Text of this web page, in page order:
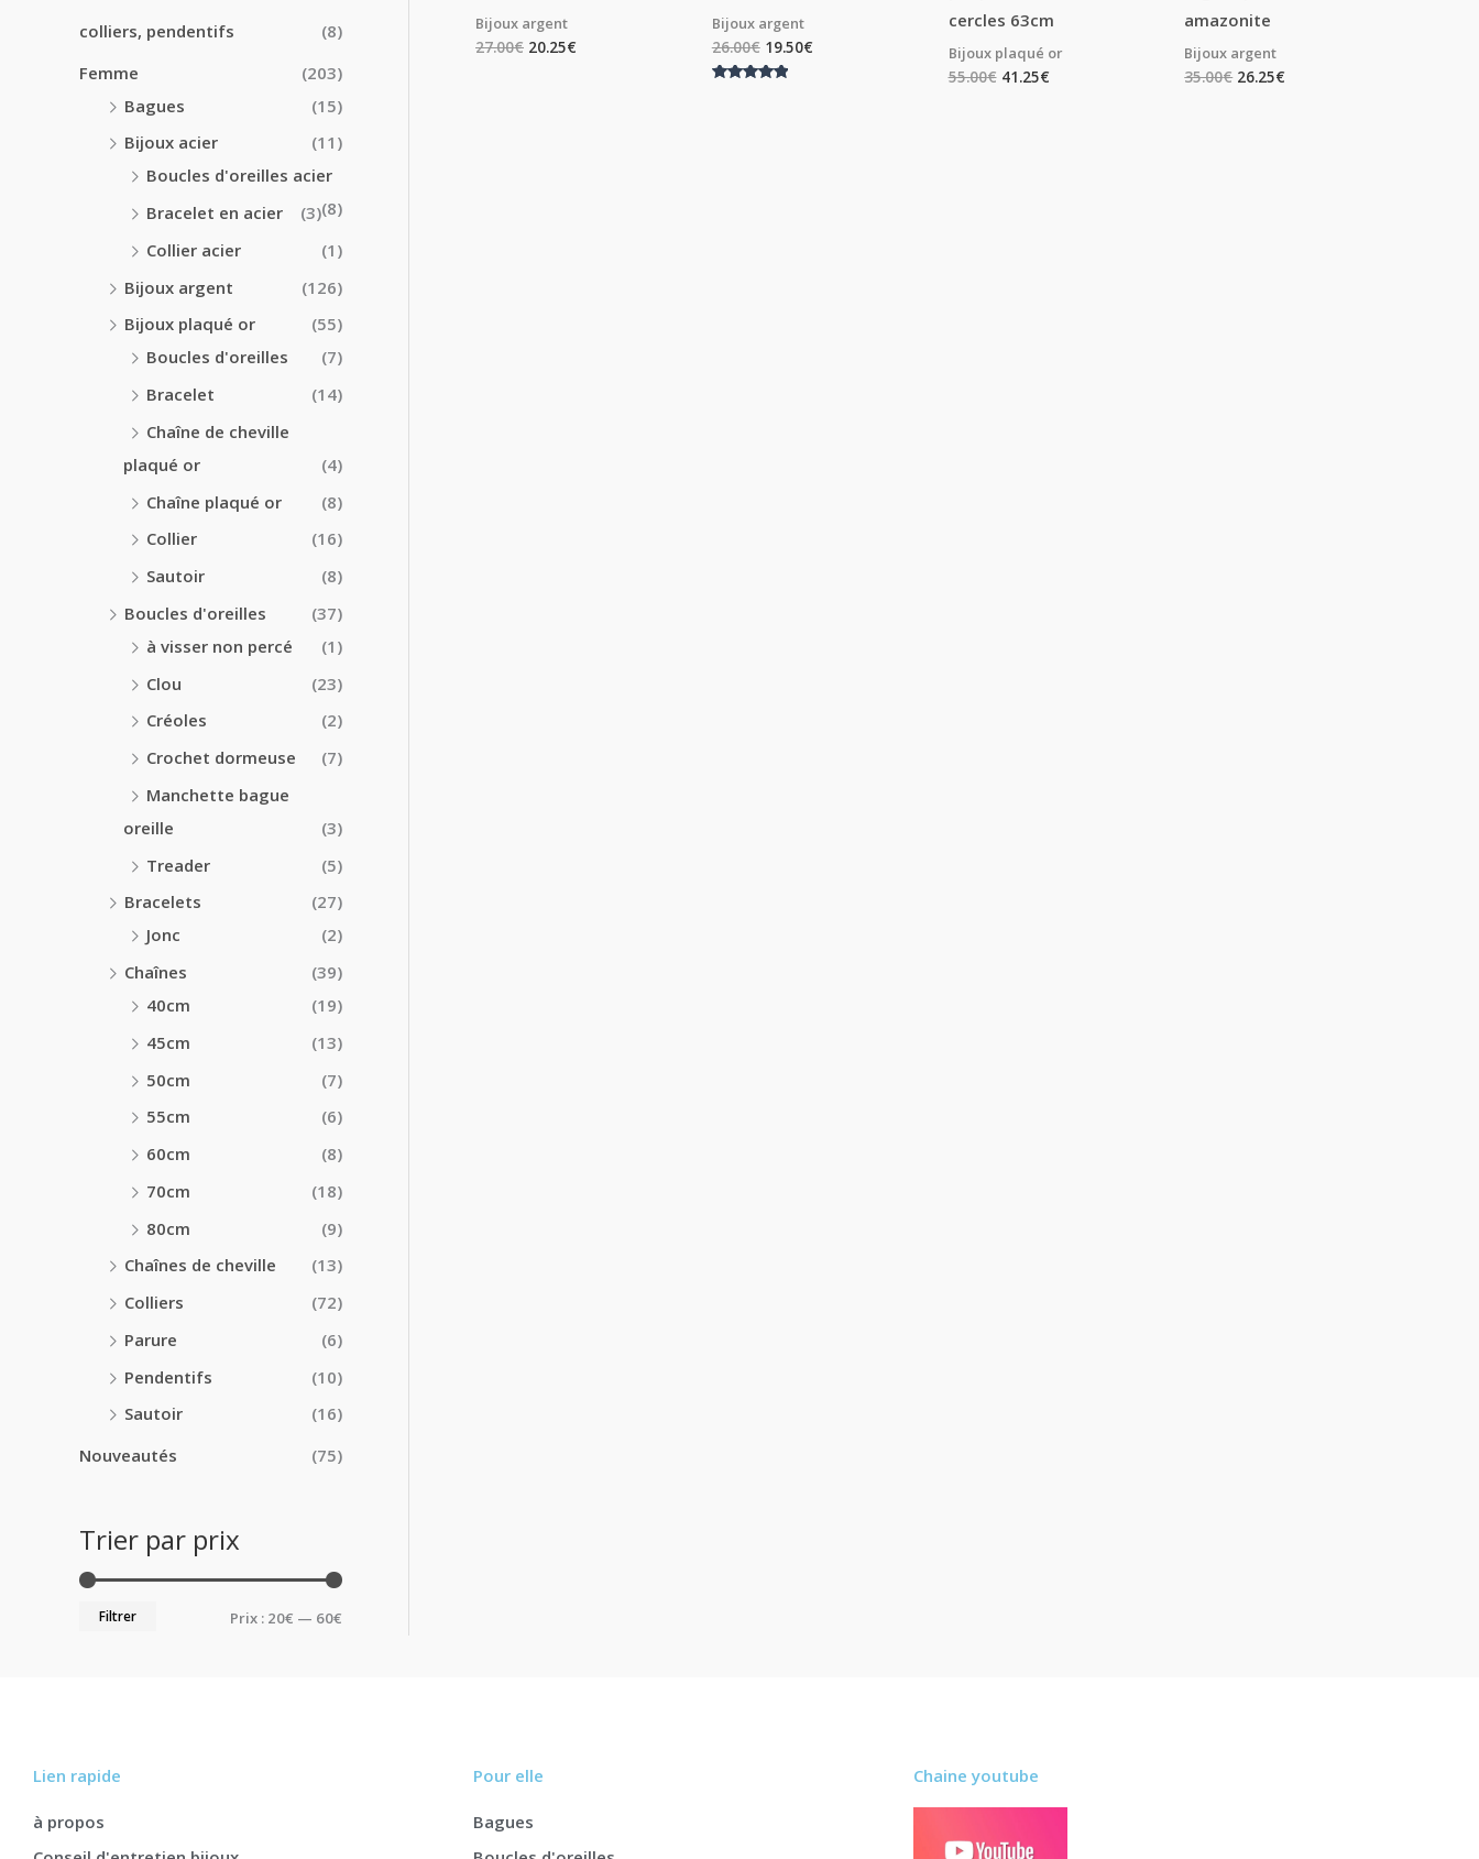
colliers, pendentifs
(8)
Femme
(203)
Bagues
(15)
Bijoux acier
(11)
Boucles d'oreilles acier
(8)
Bracelet en acier
(3)
Collier acier
(1)
Bijoux argent
(126)
Bijoux plaqué or
(55)
Boucles d'oreilles
(7)
Bracelet
(14)
Chaîne de cheville
plaqué or
(4)
Chaîne plaqué or
(8)
Collier
(16)
Sautoir
(8)
Boucles d'oreilles
(37)
à visser non percé
(1)
Clou
(23)
Créoles
(2)
Crochet dormeuse
(7)
Manchette bague
oreille
(3)
Treader
(5)
Bracelets
(27)
Jonc
(2)
Chaînes
(39)
40cm
(19)
45cm
(13)
50cm
(7)
55cm
(6)
60cm
(8)
70cm
(18)
80cm
(9)
Chaînes de cheville
(13)
Colliers
(72)
Parure
(6)
Pendentifs
(10)
Sautoir
(16)
Nouveautés
(75)
Trier par prix
Filtrer Prix : 20€ — 60€
Bijoux argent
27.00€ 20.25€
Bijoux argent
26.00€ 19.50€
cercles 63cm
Bijoux plaqué or
55.00€ 41.25€
amazonite
Bijoux argent
35.00€ 26.25€
Lien rapide
à propos
Pour elle
Bagues
Chaine youtube